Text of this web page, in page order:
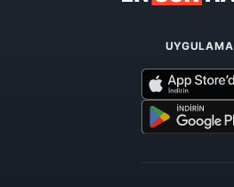
UYGULAMA